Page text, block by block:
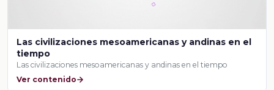
Las civilizaciones mesoamericanas y andinas en el
tiempo
Las civilizaciones mesoamericanas y andinas en el tiempo
Ver contenido